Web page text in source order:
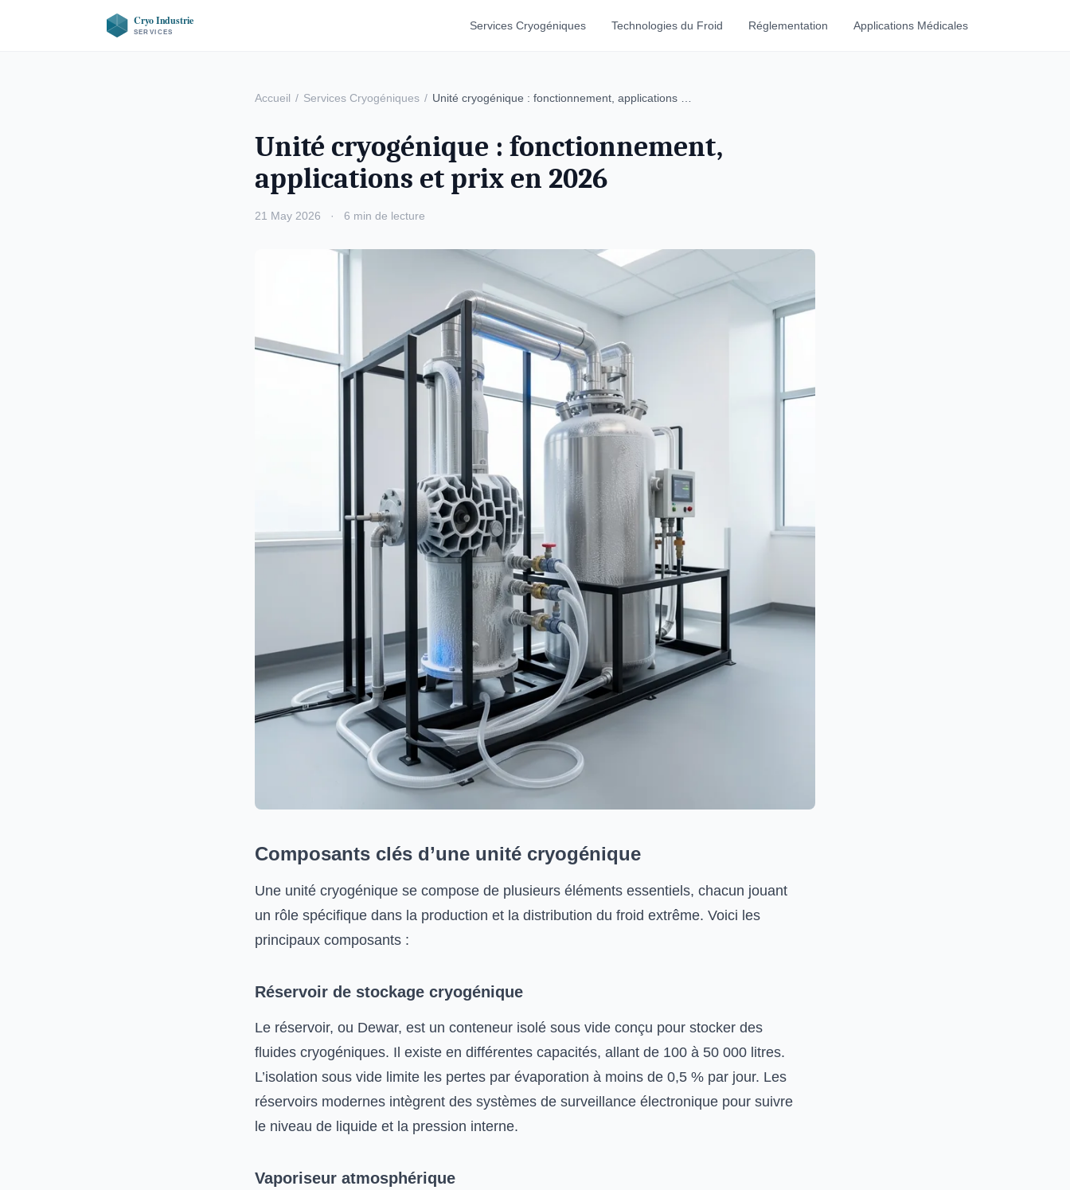
Services Cryogéniques Technologies du Froid Réglementation Applications Médicales
Accueil / Services Cryogéniques / Unité cryogénique : fonctionnement, applications …
Unité cryogénique : fonctionnement,
applications et prix en 2026
21 May 2026 · 6 min de lecture
Composants clés d’une unité cryogénique
Une unité cryogénique se compose de plusieurs éléments essentiels, chacun jouant
un rôle spécifique dans la production et la distribution du froid extrême. Voici les
principaux composants :
Réservoir de stockage cryogénique
Le réservoir, ou Dewar, est un conteneur isolé sous vide conçu pour stocker des
fluides cryogéniques. Il existe en différentes capacités, allant de 100 à 50 000 litres.
L’isolation sous vide limite les pertes par évaporation à moins de 0,5 % par jour. Les
réservoirs modernes intègrent des systèmes de surveillance électronique pour suivre
le niveau de liquide et la pression interne.
Vaporiseur atmosphérique